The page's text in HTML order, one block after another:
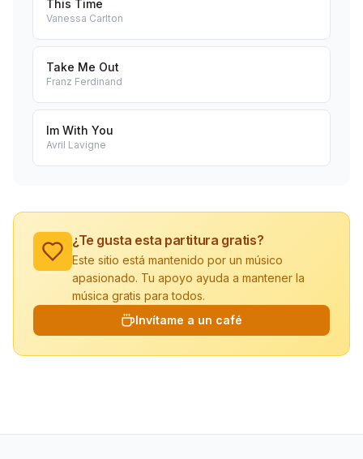
This Time
Vanessa Carlton
Take Me Out
Franz Ferdinand
Im With You
Avril Lavigne
¿Te gusta esta partitura gratis?
Este sitio está mantenido por un músico
apasionado. Tu apoyo ayuda a mantener la
música gratis para todos.
Invítame a un café